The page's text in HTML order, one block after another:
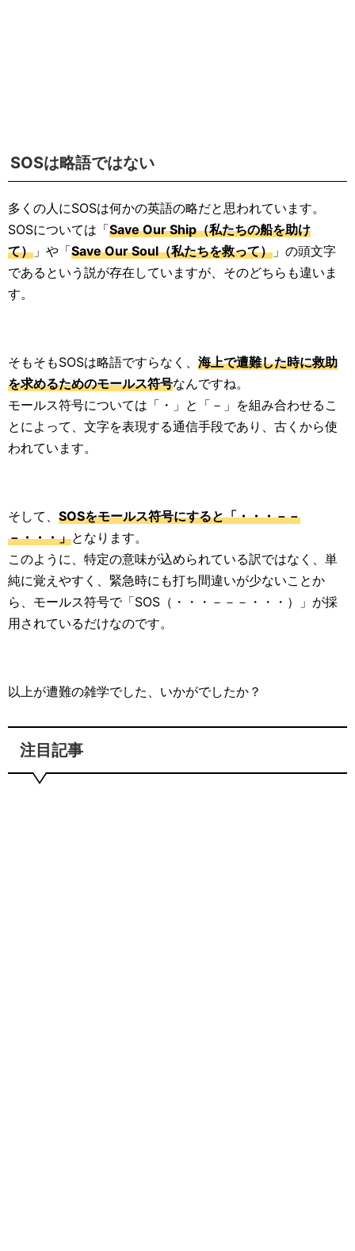
SOSは略語ではない
多くの人にSOSは何かの英語の略だと思われています。
SOSについては「Save Our Ship（私たちの船を助け
て） 」や「Save Our Soul（私たちを救って） 」の頭文字
であるという説が存在していますが、そのどちらも違いま
す。
そもそもSOSは略語ですらなく、 海上で遭難した時に救助
を求めるためのモールス符号なんですね。
モールス符号については「・」と「－」を組み合わせるこ
とによって、文字を表現する通信手段であり、古くから使
われています。
そして、 SOSをモールス符号にすると「・・・－－
－・・・」となります。
このように、特定の意味が込められている訳ではなく、単
純に覚えやすく、緊急時にも打ち間違いが少ないことか
ら、モールス符号で「SOS（・・・－－－・・・）」が採
用されているだけなのです。
以上が遭難の雑学でした、いかがでしたか？
注目記事